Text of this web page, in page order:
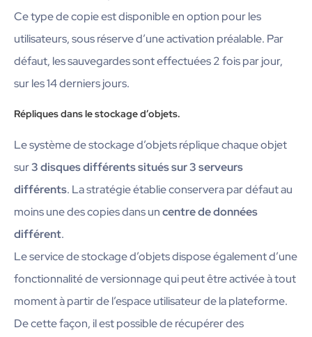
Ce type de copie est disponible en option pour les
utilisateurs, sous réserve d’une activation préalable. Par
défaut, les sauvegardes sont effectuées 2 fois par jour,
sur les 14 derniers jours.
Répliques dans le stockage d’objets.
Le système de stockage d’objets réplique chaque objet
sur3 disques différents situés sur 3 serveurs
différents. La stratégie établie conservera par défaut au
moins une des copies dans uncentre de données
différent.
Le service de stockage d’objets dispose également d’une
fonctionnalité de versionnage qui peut être activée à tout
moment à partir de l’espace utilisateur de la plateforme.
De cette façon, il est possible de récupérer des